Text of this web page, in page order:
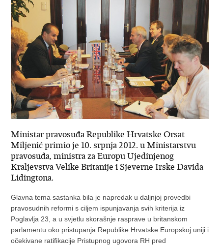
Ministar pravosuđa Republike Hrvatske Orsat
Miljenić primio je 10. srpnja 2012. u Ministarstvu
pravosuđa, ministra za Europu Ujedinjenog
Kraljevstva Velike Britanije i Sjeverne Irske Davida
Lidingtona.
Glavna tema sastanka bila je napredak u daljnjoj provedbi
pravosudnih reformi s ciljem ispunjavanja svih kriterija iz
Poglavlja 23, a u svjetlu skorašnje rasprave u britanskom
parlamentu oko pristupanja Republike Hrvatske Europskoj uniji i
očekivane ratifikacije Pristupnog ugovora RH pred